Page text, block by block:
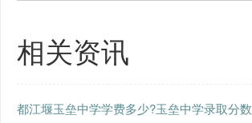
相关资讯
都江堰玉垒中学学费多少?玉垒中学录取分数